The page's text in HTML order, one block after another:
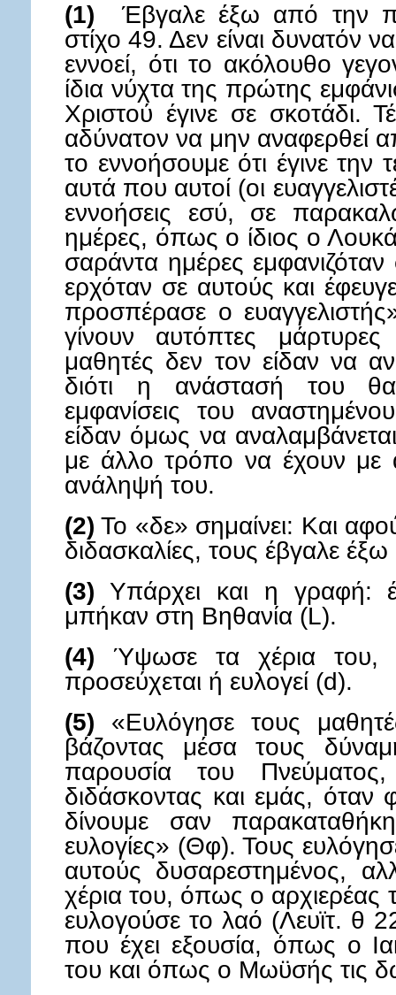
(1)
Έβγαλε έξω από την
στίχο 49. Δεν είναι δυνατόν
εννοεί, ότι το ακόλουθο
ίδια νύχτα της πρώτης
Χριστού έγινε σε σκοτάδι.
αδύνατον να μην αναφερθεί
το εννοήσουμε ότι έγινε την
αυτά που αυτοί (οι
εννοήσεις εσύ, σε
ημέρες, όπως ο ίδιος ο
σαράντα ημέρες
ερχόταν σε αυτούς και
προσπέρασε ο
γίνουν αυτόπτες
μαθητές δεν τον είδαν να
διότι η ανάστασή του
εμφανίσεις του
είδαν όμως να
με άλλο τρόπο να έχουν με
ανάληψή του.
(2) Το «δε» σημαίνει: Και
διδασκαλίες, τους έβγαλε
(3) Υπάρχει και η γραφή:
μπήκαν στη Βηθανία (L).
(4) Ύψωσε τα χέρια του,
προσεύχεται ή ευλογεί (d).
(5) «Ευλόγησε τους
βάζοντας μέσα τους
παρουσία του
διδάσκοντας και εμάς, όταν
δίνουμε σαν
ευλογίες» (Θφ). Τους
αυτούς δυσαρεστημένος,
χέρια του, όπως ο
ευλογούσε το λαό (Λευϊτ. θ
που έχει εξουσία, όπως ο
του και όπως ο Μωϋσής τις